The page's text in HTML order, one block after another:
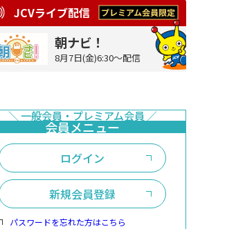
JCVライブ配信
朝ナビ！
8月7日(金)6:30～配信
ログイン
新規会員登録
パスワードを忘れた方はこちら